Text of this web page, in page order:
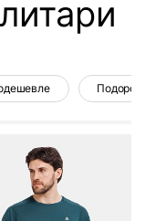
Подороже